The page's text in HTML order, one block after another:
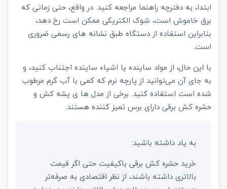
ابتدا، به دفترچه راهنما مراجعه کنید. در واقع، حتی زمانی که
برق خاموش است، شوک الکتریکی ممکن است رخ دهد،
بنابراین استفاده از دستگاه طبق نشانه های رسمی ضروری
است.
با این حال، از مواد ساینده یا اشیاء ساینده اجتناب کنید، و
به جای آن می‌توانید از پارچه نرم که کمی با آب گرم مرطوب
شده است استفاده کنید. برخی از مدل ها ی پشه کش و
حشره کش برقی دارای برس تمیز کننده هستند.
به یاد داشته باشید:
خرید حشره کش برقی باکیفیت حتی اگر قیمت
بالاتری داشته باشند، از نظر اقتصادی به صرفه‌تر